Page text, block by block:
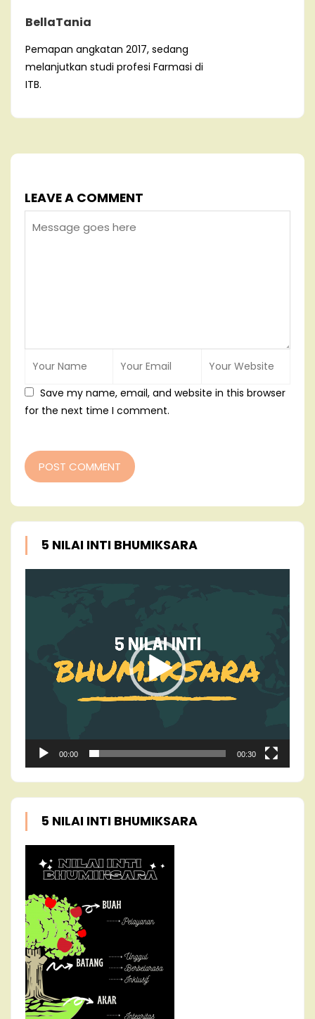
BellaTania
Pemapan angkatan 2017, sedang
melanjutkan studi profesi Farmasi di
ITB.
LEAVE A COMMENT
Save my name, email, and website in this browser
for the next time I comment.
POST COMMENT
5 NILAI INTI BHUMIKSARA
00:00 00:30
5 NILAI INTI BHUMIKSARA